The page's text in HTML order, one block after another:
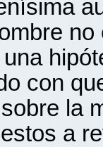
con
la
a